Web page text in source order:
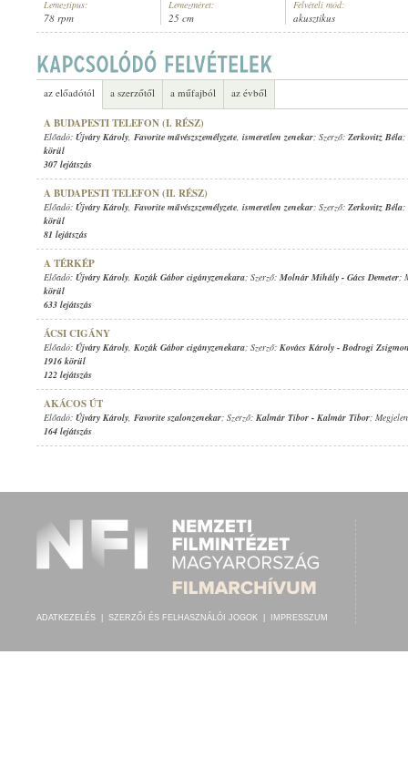
ÚJVÁRY KÁROLY BANDA MARCI IFJ. ZENEKARA
Lemeztípus:
78 rpm
Lemezméret:
25 cm
Felvételi mód:
akusztikus
az előadótól a szerzőtől a műfajból az évből
A BUDAPESTI TELEFON (I. RÉSZ)
Előadó: Újváry Károly, Favorite művészszemélyzete, ismeretlen zenekar; Szerző: Zerkovitz Béla;
körül
307 lejátszás
A BUDAPESTI TELEFON (II. RÉSZ)
Előadó: Újváry Károly, Favorite művészszemélyzete, ismeretlen zenekar; Szerző: Zerkovitz Béla;
körül
81 lejátszás
A TÉRKÉP
Előadó: Újváry Károly, Kozák Gábor cigányzenekara; Szerző: Molnár Mihály - Gács Demeter;
körül
633 lejátszás
ÁCSI CIGÁNY
Előadó: Újváry Károly, Kozák Gábor cigányzenekara; Szerző: Kovács Károly - Bodrogi
1916 körül
122 lejátszás
AKÁCOS ÚT
Előadó: Újváry Károly, Favorite szalonzenekar; Szerző: Kalmár Tibor - Kalmár Tibor;
164 lejátszás
ADATKEZELÉS SZERZŐI ÉS FELHASZNÁLÓI JOGOK IMPRESSZUM